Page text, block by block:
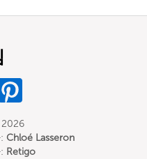
2026
Chloé Lasseron
Retigo